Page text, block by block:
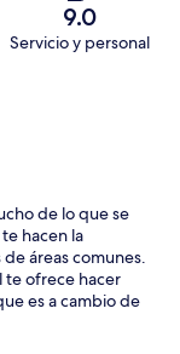
9.0
Servicio y personal
de lo que se
hacen la
áreas comunes.
te ofrece hacer
es a cambio de
una cuota por